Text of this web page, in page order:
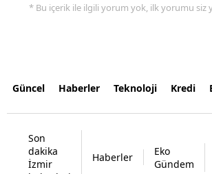
* Bu içerik ile ilgili yorum yok, ilk yorumu siz
Güncel Haberler Teknoloji Kredi
Son
dakika
İzmir
Haberler
Eko
Gündem